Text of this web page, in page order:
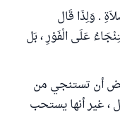
. وَلِذَا قَال
عَلَى الْفَوْرِ ، بَل
أن تستنجي من
، غير أنها يستحب